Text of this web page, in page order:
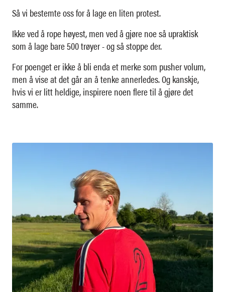
Så vi bestemte oss for å lage en liten protest.
Ikke ved å rope høyest, men ved å gjøre noe så upraktisk
som å lage bare 500 trøyer - og så stoppe der.
For poenget er ikke å bli enda et merke som pusher volum,
men å vise at det går an å tenke annerledes. Og kanskje,
hvis vi er litt heldige, inspirere noen flere til å gjøre det
samme.